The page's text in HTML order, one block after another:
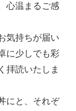
心温まるご感
気持ちが届い
に少しでも彩
拝読いたしま
にと、それぞ